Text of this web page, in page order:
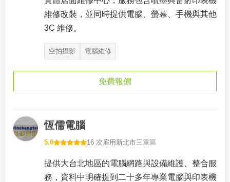
維修改裝，並同時提供電腦、螢幕、手機與其他
3C 維修。
空拍攝影 電腦維修
免費報價
恆儒電腦
5.0 16 次雇用 新北市三重區
提供大台北地區的電腦網路與設備維護、整合服
務，資料中明確提到二十多年專業電腦與印表機